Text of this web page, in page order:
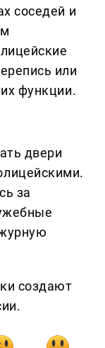
соседей и
или
функции.
двери
за
создают